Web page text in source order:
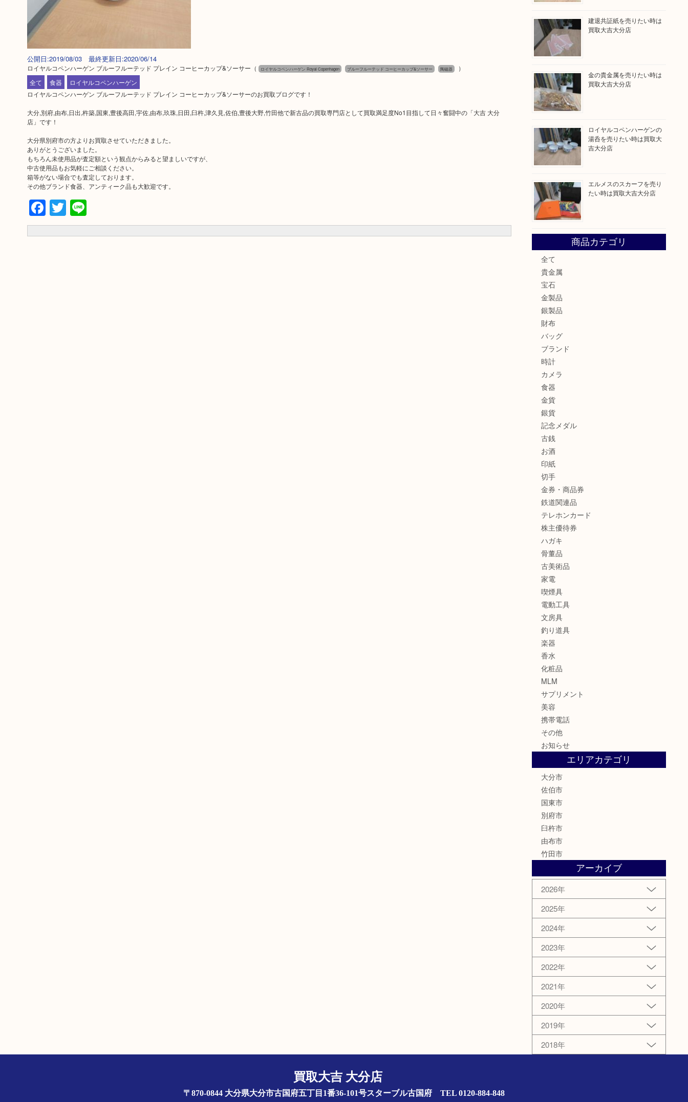
公開日:2019/08/03 最終更新日:2020/06/14
ロイヤルコペンハーゲン ブルーフルーテッド プレイン コーヒーカップ&ソーサー （ ロイヤルコペンハーゲン Royal Copenhagen ブルーフルーテッド コーヒーカップ&ソーサー 陶磁器
）
全て
食器
ロイヤルコペンハーゲン
ロイヤルコペンハーゲン ブルーフルーテッド プレイン コーヒーカップ&ソーサーのお買取ブログです！
大分,別府,由布,日出,杵築,国東,豊後高田,宇佐,由布,玖珠,日田,臼杵,津久見,佐伯,豊後大野,竹田他で新古品の買取専門店として買取満足度No1目指して日々奮闘中の「大吉 大分
店」です！
大分県別府市の方よりお買取させていただきました。
ありがとうございました。
もちろん未使用品が査定額という観点からみると望ましいですが、
中古使用品もお気軽にご相談ください。
箱等がない場合でも査定しております。
その他ブランド食器、アンティーク品も大歓迎です。
Facebook
Twitter
Line
建退共証紙を売りたい時は
買取大吉大分店
金の貴金属を売りたい時は
買取大吉大分店
ロイヤルコペンハーゲンの
湯呑を売りたい時は買取大
吉大分店
エルメスのスカーフを売り
たい時は買取大吉大分店
商品カテゴリ
全て
貴金属
宝石
金製品
銀製品
財布
バッグ
ブランド
時計
カメラ
食器
金貨
銀貨
記念メダル
古銭
お酒
印紙
切手
金券・商品券
鉄道関連品
テレホンカード
株主優待券
ハガキ
骨董品
古美術品
家電
喫煙具
電動工具
文房具
釣り道具
楽器
香水
化粧品
MLM
サプリメント
美容
携帯電話
その他
お知らせ
エリアカテゴリ
大分市
佐伯市
国東市
別府市
臼杵市
由布市
竹田市
アーカイブ
2026年
2025年
2024年
2023年
2022年
2021年
2020年
2019年
2018年
買取大吉 大分店
〒870-0844 大分県大分市古国府五丁目1番36-101号スターブル古国府 TEL 0120-884-848